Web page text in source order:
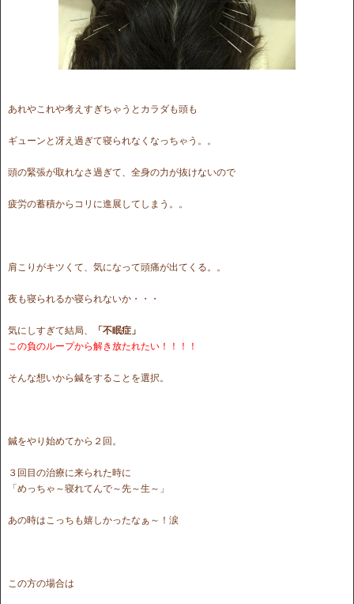
あれやこれや考えすぎちゃうとカラダも頭も
ギューンと冴え過ぎて寝られなくなっちゃう。。
頭の緊張が取れなさ過ぎて、全身の力が抜けないので
疲労の蓄積からコリに進展してしまう。。
肩こりがキツくて、気になって頭痛が出てくる。。
夜も寝られるか寝られないか・・・
気にしすぎて結局、
「不眠症」
この負のループから解き放たれたい！！！！
そんな想いから鍼をすることを選択。
鍼をやり始めてから２回。
３回目の治療に来られた時に
「めっちゃ～寝れてんで～先～生～」
あの時はこっちも嬉しかったなぁ～！涙
この方の場合は